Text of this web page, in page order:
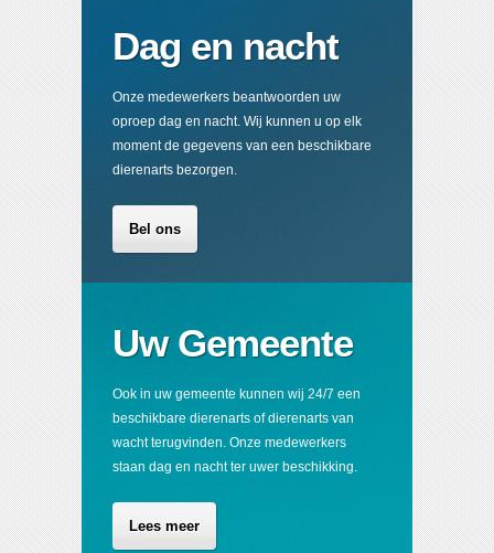
Dag en nacht
Onze medewerkers beantwoorden uw
oproep dag en nacht. Wij kunnen u op elk
moment de gegevens van een beschikbare
dierenarts bezorgen.
Bel ons
Uw Gemeente
Ook in uw gemeente kunnen wij 24/7 een
beschikbare dierenarts of dierenarts van
wacht terugvinden. Onze medewerkers
staan dag en nacht ter uwer beschikking.
Lees meer